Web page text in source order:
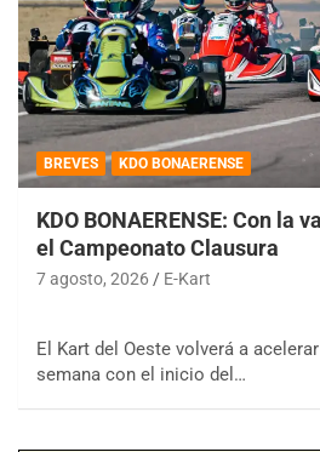
BREVES KDO BONAERENSE
KDO BONAERENSE: Con la
el Campeonato Clausura
7 agosto, 2026 E-Kart
El Kart del Oeste volverá a
semana con el inicio del…